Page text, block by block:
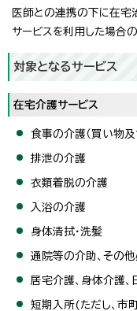
医師との連携の下に在宅
サービスを利用した場合
対象となるサービス
在宅介護サービス
食事の介護（買い物及
排泄の介護
衣類着脱の介護
入浴の介護
身体清拭・洗髪
通院等の介助、その
居宅介護、身体介護
短期入所(ただし、市